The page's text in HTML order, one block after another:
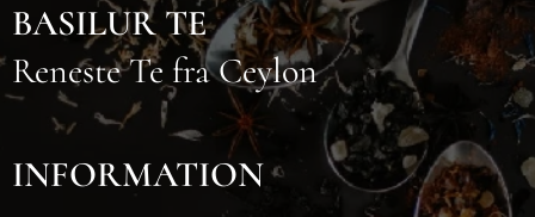
BASILUR TE
Reneste Te fra Ceylon
INFORMATION